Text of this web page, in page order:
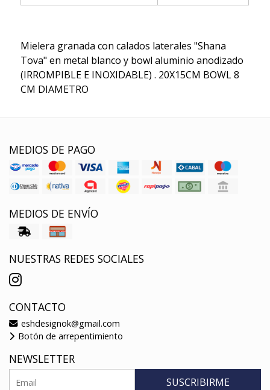
Mielera granada con calados laterales "Shana
Tova" en metal blanco y bowl aluminio anodizado
(IRROMPIBLE E INOXIDABLE) . 20X15CM BOWL 8
CM DIAMETRO
MEDIOS DE PAGO
MEDIOS DE ENVÍO
NUESTRAS REDES SOCIALES
CONTACTO
eshdesignok@gmail.com
Botón de arrepentimiento
NEWSLETTER
SUSCRIBIRME